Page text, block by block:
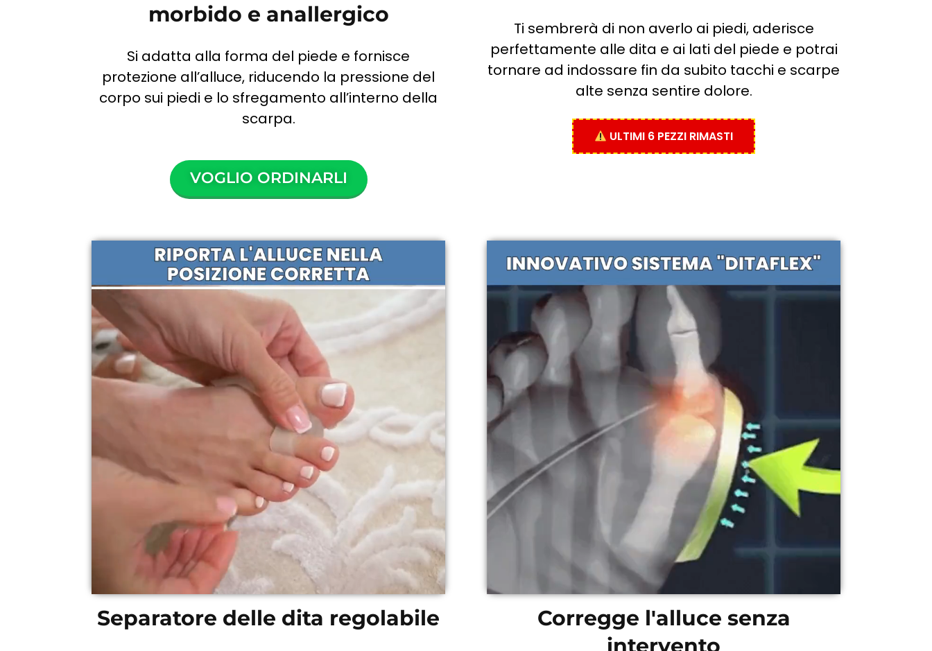
morbido e anallergico
Si adatta alla forma del piede e fornisce
protezione all’alluce, riducendo la pressione del
corpo sui piedi e lo sfregamento all’interno della
scarpa.
VOGLIO ORDINARLI
Ti sembrerà di non averlo ai piedi, aderisce
perfettamente alle dita e ai lati del piede e potrai
tornare ad indossare fin da subito tacchi e scarpe
alte senza sentire dolore.
ULTIMI 6 PEZZI RIMASTI
Separatore delle dita regolabile
Corregge l'alluce senza
intervento